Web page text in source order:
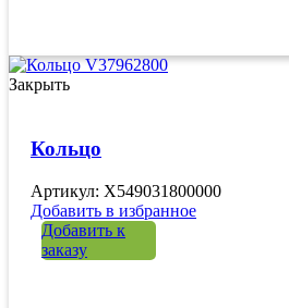
Закрыть
Кольцо
Артикул: X549031800000
Добавить в избранное
Добавить к
заказу